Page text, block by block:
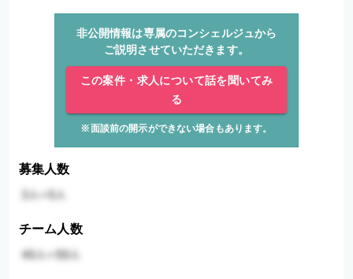
非公開情報は専属のコンシェルジュから
ご説明させていただきます。
この案件・求人について話を聞いてみ
る
※面談前の開示ができない場合もあります。
募集人数
チーム人数